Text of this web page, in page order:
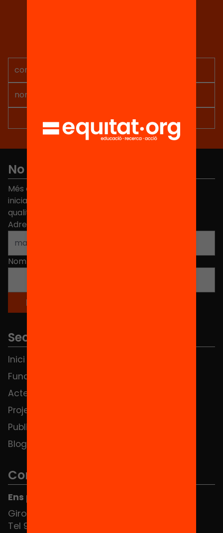
No et perdis res
Més de 40.000 persones ja han triat Equitat. Rep
iniciatives, propostes i projectes per millorar la
qualitat de l'educació a Catalunya.
Adreça electrònica
Nom
Seccions
Inici
Fundació
Actes
Projectes
Publicacions i vídeos
Blog
Contacte
Ens pots trobar al Hub Social
Girona 34, interior 08010 Barcelona
Tel 934 588 700